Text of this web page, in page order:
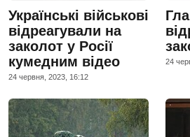
Українські військові
відреагували на
заколот у Росії
кумедним відео
24 червня, 2023, 16:12
24